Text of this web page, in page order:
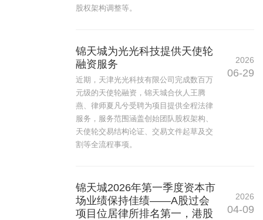
股权架构调整等。
锦天城为光光科技提供天使轮
融资服务
近期，天津光光科技有限公司完成数百万
元级的天使轮融资，锦天城合伙人王腾
燕、律师夏凡兮受聘为项目提供全程法律
服务，服务范围涵盖创始团队股权架构、
天使轮交易结构论证、交易文件起草及交
割等全流程事项。
2026
06-29
锦天城2026年第一季度资本市
场业绩保持佳绩——A股过会
项目位居律所排名第一，港股
2026
04-09